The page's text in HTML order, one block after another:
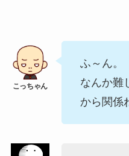
ふ～ん。
なんか難
から関係